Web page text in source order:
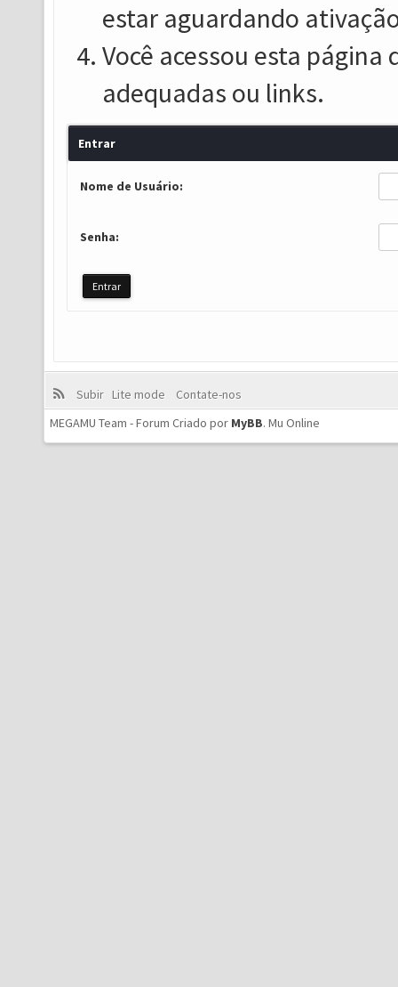
estar aguardando
Você acessou esta
adequadas ou links.
Entrar
Nome de Usuário:
Senha:
Subir Lite mode
Contate-nos
MEGAMU Team - Forum Criado por MyBB. Mu Online